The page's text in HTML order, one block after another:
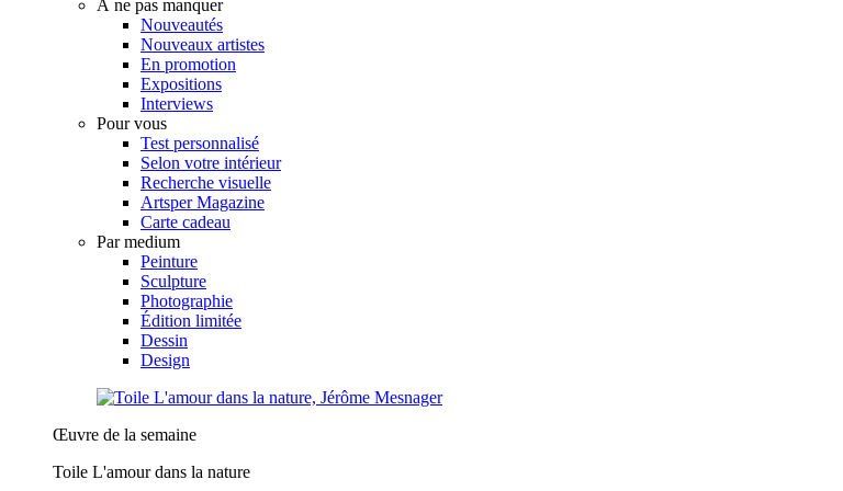
À ne pas manquer
Nouveautés
Nouveaux artistes
En promotion
Expositions
Interviews
Pour vous
Test personnalisé
Selon votre intérieur
Recherche visuelle
Artsper Magazine
Carte cadeau
Par medium
Peinture
Sculpture
Photographie
Édition limitée
Dessin
Design
Œuvre de la semaine
Toile L'amour dans la nature